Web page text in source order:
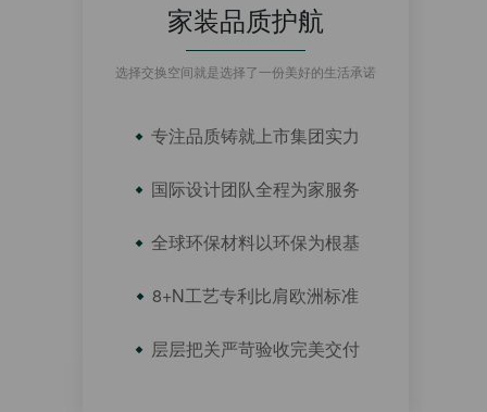
家装品质护航
选择交换空间就是选择了一份美好的生活承诺
专注品质铸就上市集团实力
国际设计团队全程为家服务
全球环保材料以环保为根基
8+N工艺专利比肩欧洲标准
层层把关严苛验收完美交付